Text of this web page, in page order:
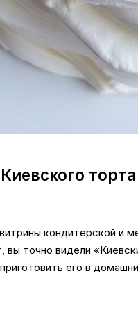
кондитерской
точно видели
его в